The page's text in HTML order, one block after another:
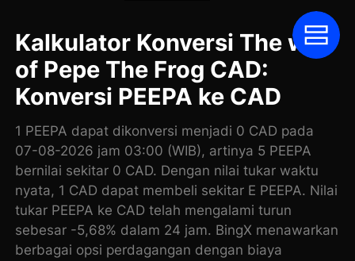
Kalkulator Konversi The wife
of Pepe The Frog CAD:
Konversi PEEPA ke CAD
1 PEEPA dapat dikonversi menjadi 0 CAD pada
07-08-2026 jam 03:00 (WIB), artinya 5 PEEPA
bernilai sekitar 0 CAD. Dengan nilai tukar waktu
nyata, 1 CAD dapat membeli sekitar E PEEPA. Nilai
tukar PEEPA ke CAD telah mengalami turun
sebesar -5,68% dalam 24 jam. BingX menawarkan
berbagai opsi perdagangan dengan biaya